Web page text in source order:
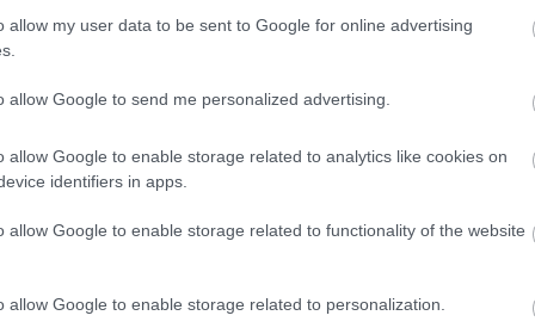
allow my user data to be sent to Google for online advertising
allow Google to send me personalized advertising.
allow Google to enable storage related to analytics like cookies on
identifiers in apps.
allow Google to enable storage related to functionality of the website
allow Google to enable storage related to personalization.
σημαντικό, καθώς σύμφωνα με
της ΓΣΕΕ οι γυναίκες στην Ελλάδα
από τους άνδρες για ίση εργασία, ενώ
εξακολουθούν να αμείβονται
με τη στατιστική υπηρεσία
ανδρών - γυναικών, υπέρ των
18:49